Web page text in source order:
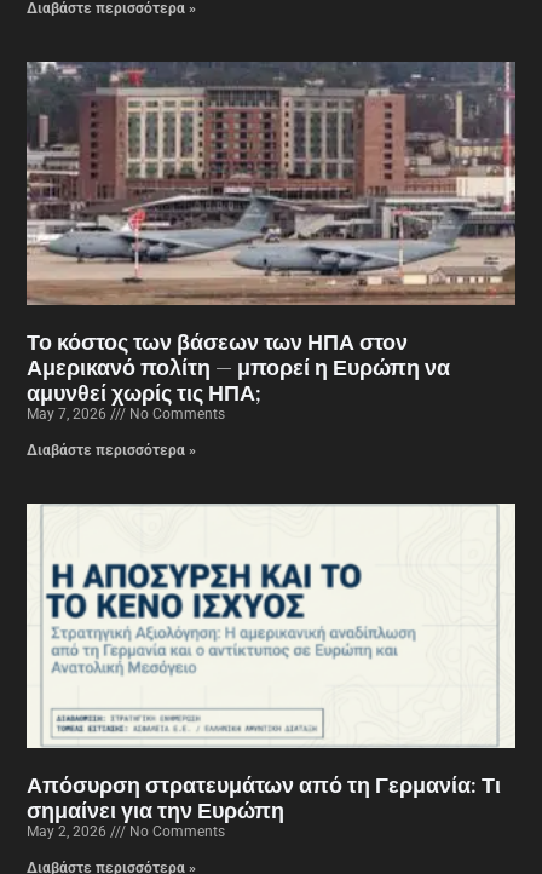
Διαβάστε περισσότερα »
Το κόστος των βάσεων των ΗΠΑ στον
Αμερικανό πολίτη — μπορεί η Ευρώπη να
αμυνθεί χωρίς τις ΗΠΑ;
May 7, 2026 No Comments
Διαβάστε περισσότερα »
Απόσυρση στρατευμάτων από τη Γερμανία: Τι
σημαίνει για την Ευρώπη
May 2, 2026 No Comments
Διαβάστε περισσότερα »